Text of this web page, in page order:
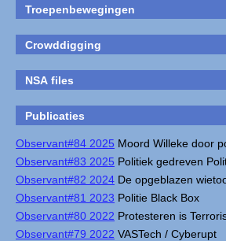
Troepenbewegingen
Crowddigging
NSA files
Publicaties
Observant#84 2025 Moord Willeke door
Observant#83 2025 Politiek gedreven
Observant#82 2024 De opgeblazen
Observant#81 2023 Politie Black Box
Observant#80 2022 Protesteren is
Observant#79 2022 VASTech / Cyberupt